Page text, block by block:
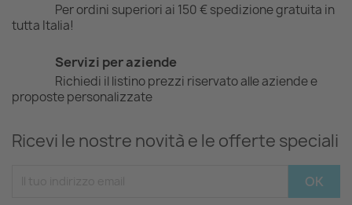
Per ordini superiori ai 150 € spedizione gratuita in
tutta Italia!
Servizi per aziende
Richiedi il listino prezzi riservato alle aziende e
proposte personalizzate
Ricevi le nostre novità e le offerte speciali